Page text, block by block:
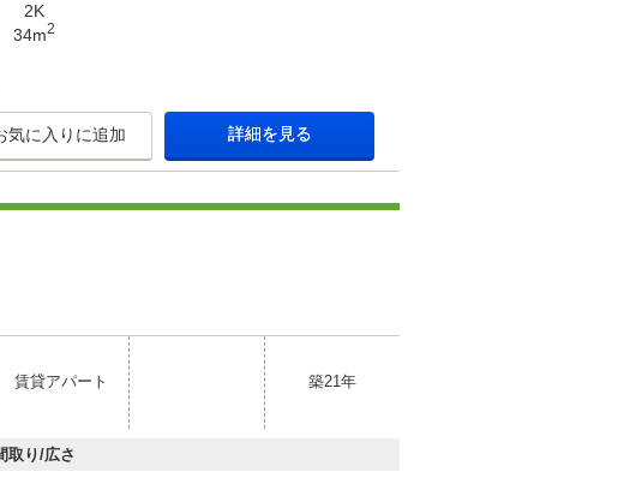
2K
34m2
気に入りに追加 詳細を見る
賃貸アパート 築21年
取り/広さ